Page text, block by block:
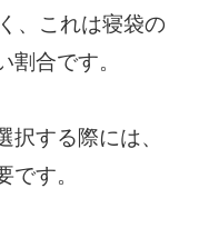
、これは寝袋の
合です。
択する際には、
です。